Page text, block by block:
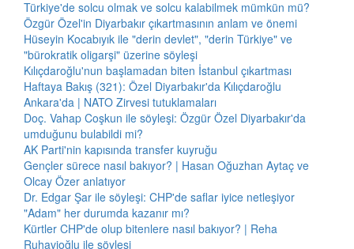
Türkiye'de solcu olmak ve solcu kalabilmek mümkün mü?
Özgür Özel'in Diyarbakır çıkartmasının anlam ve önemi
Hüseyin Kocabıyık ile "derin devlet", "derin Türkiye" ve
"bürokratik oligarşi" üzerine söyleşi
Kılıçdaroğlu'nun başlamadan biten İstanbul çıkartması
Haftaya Bakış (321): Özel Diyarbakır'da Kılıçdaroğlu
Ankara'da | NATO Zirvesi tutuklamaları
Doç. Vahap Coşkun ile söyleşi: Özgür Özel Diyarbakır'da
umduğunu bulabildi mi?
AK Parti'nin kapısında transfer kuyruğu
Gençler sürece nasıl bakıyor? | Hasan Oğuzhan Aytaç ve
Olcay Özer anlatıyor
Dr. Edgar Şar ile söyleşi: CHP'de saflar iyice netleşiyor
"Adam" her durumda kazanır mı?
Kürtler CHP'de olup bitenlere nasıl bakıyor? | Reha
Ruhavioğlu ile söyleşi